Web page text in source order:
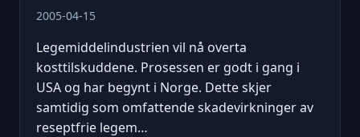
2005-04-15
Legemiddelindustrien vil nå overta
kosttilskuddene. Prosessen er godt i gang i
USA og har begynt i Norge. Dette skjer
samtidig som omfattende skadevirkninger av
reseptfrie legem…